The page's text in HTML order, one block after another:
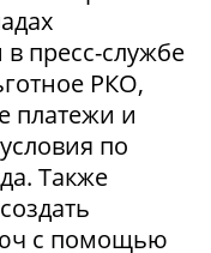
пресс-службе
РКО,
платежи и
по
Также
с помощью